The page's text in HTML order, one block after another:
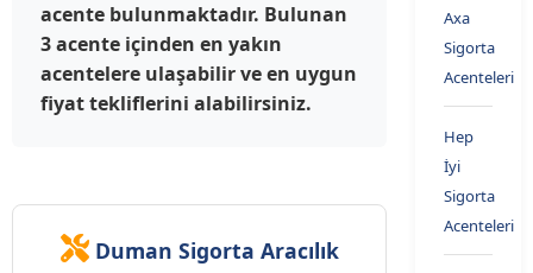
acente bulunmaktadır. Bulunan
3 acente içinden en yakın
acentelere ulaşabilir ve en uygun
fiyat tekliflerini alabilirsiniz.
Duman Sigorta Aracılık
Axa
Sigorta
Acenteleri
Hep
İyi
Sigorta
Acenteleri